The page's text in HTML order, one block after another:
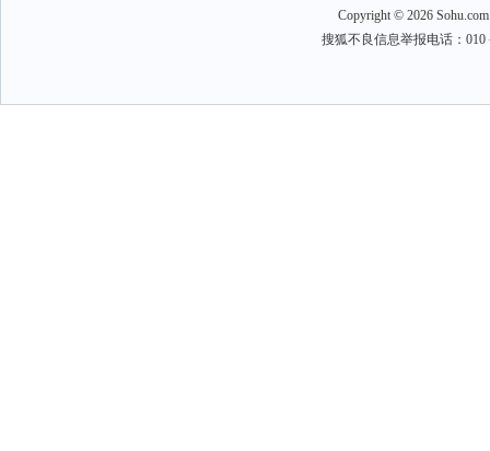
Copyright © 2026
搜狐不良信息举报电话：010